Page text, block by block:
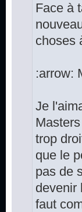
Face à
choses
:arrow:
Je
trop
que le
pas de
devenir
faut